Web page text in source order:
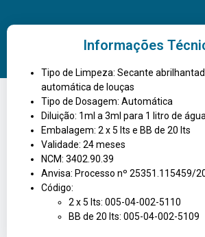
Informações
Tipo de Limpeza: Secante
automática de louças
Tipo de Dosagem: Automática
Diluição: 1ml a 3ml para 1 litro de
Embalagem: 2 x 5 lts e BB de 20 lts
Validade: 24 meses
NCM: 3402.90.39
Anvisa: Processo nº 25351.115459/
Código:
2 x 5 lts: 005-04-002-5110
BB de 20 lts: 005-04-002-5109